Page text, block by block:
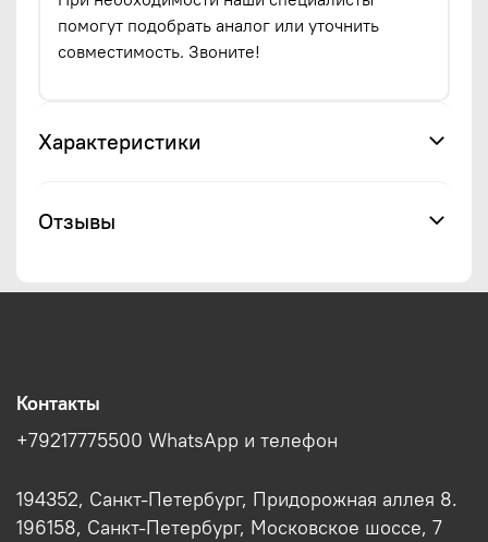
помогут подобрать аналог или уточнить
совместимость. Звоните!
Характеристики
Отзывы
Контакты
+79217775500 WhatsApp и телефон
194352, Санкт-Петербург, Придорожная аллея 8.
196158, Санкт-Петербург, Московское шоссе, 7